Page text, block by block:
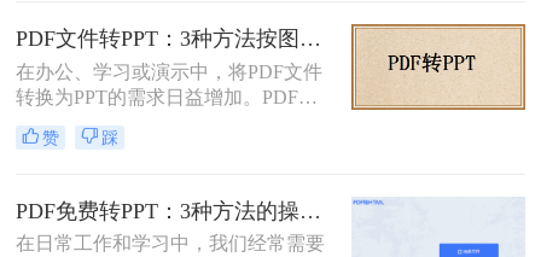
以便进行演示、分享或编辑。那么pdf
文档如何转化成ppt呢？本文将介绍两
种将PDF文档转化成PPT的实用方
法。
PDF文件转PPT：3种方法按图文复杂度的转换精度排名！
在办公、学习或演示中，将PDF文件
转换为PPT的需求日益增加。PDF格
式虽然适合文档共享，但若需编辑或
重新排版内容，转换为PPT会更灵
本文将介绍几种简单实用的方法，帮
助您高效完成转换。
赞 踩
PDF免费转PPT：3种方法的操作步骤和常见报错处理!
在日常工作和学习中，我们经常需要